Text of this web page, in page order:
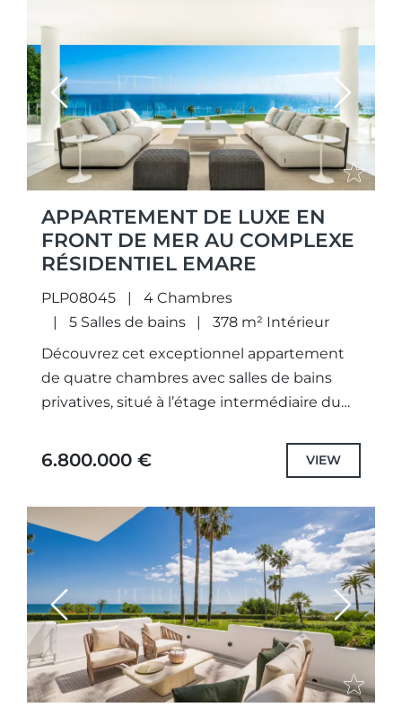
Previous Next
APPARTEMENT DE LUXE EN
FRONT DE MER AU COMPLEXE
RÉSIDENTIEL EMARE
PLP08045
4 Chambres
5 Salles de bains
378 m² Intérieur
Découvrez cet exceptionnel appartement
de quatre chambres avec salles de bains
privatives, situé à l’étage intermédiaire du
résidentiels en front de mer les plus...
6.800.000 € VIEW
Previous Next